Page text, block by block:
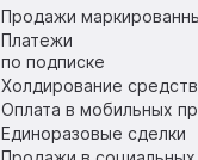
Продажи
Платежи
по подписке
Холдирование средств
Оплата в мобильных
Единоразовые сделки